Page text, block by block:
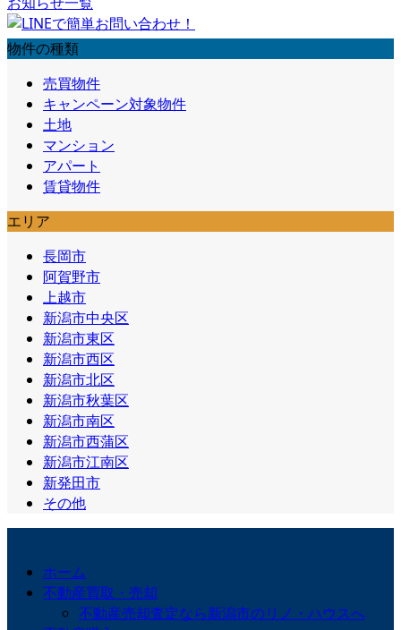
物件の種類
売買物件
キャンペーン対象物件
土地
マンション
アパート
賃貸物件
エリア
長岡市
阿賀野市
上越市
新潟市中央区
新潟市東区
新潟市西区
新潟市北区
新潟市秋葉区
新潟市南区
新潟市西蒲区
新潟市江南区
新発田市
その他
ホーム
不動産買取・売却
不動産売却査定なら新潟市のリノ・ハウスへ